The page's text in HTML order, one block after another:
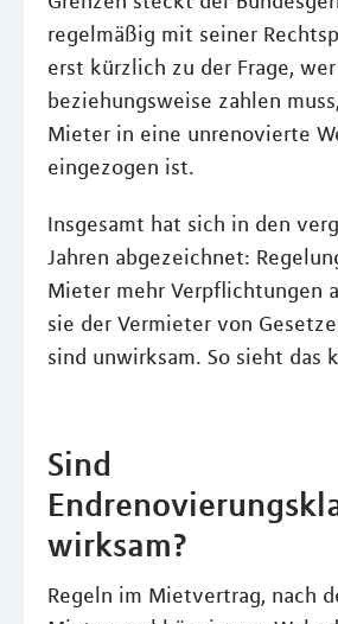
regelmäßig mit seiner
erst kürzlich zu der Frage,
beziehungsweise zahlen
Mieter in eine unrenovierte
eingezogen ist.
Insgesamt hat sich in den
Jahren abgezeichnet:
Mieter mehr Verpflichtungen
sie der Vermieter von
sind unwirksam. So sieht das
Sind
wirksam?
Regeln im Mietvertrag, nach